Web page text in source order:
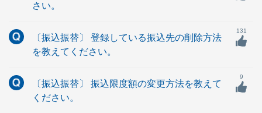
さい。
〔振込振替〕 登録している振込先の削除方法
を教えてください。
131
〔振込振替〕 振込限度額の変更方法を教えて
ください。
9